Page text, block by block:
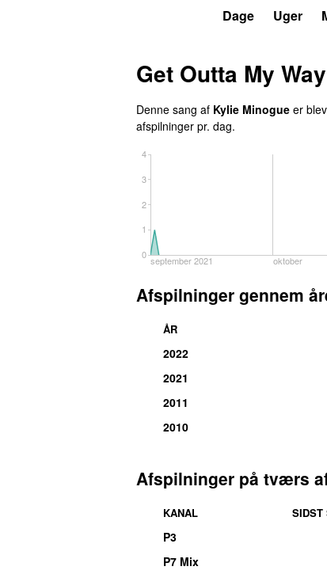
Dage Uger
Get Outta My Way
Denne sang af Kylie Minogue er
afspilninger pr. dag.
september 2021 oktober
0
1
2
3
4
Afspilninger gennem
ÅR
2022
2021
2011
2010
Afspilninger på tværs
KANAL SIDST
P3
P7 Mix